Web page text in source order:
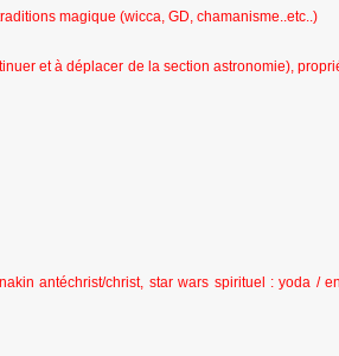
magique (wicca, GD, chamanisme..etc..)
et à déplacer de la section astronomie),
antéchrist/christ, star wars spirituel : yoda /